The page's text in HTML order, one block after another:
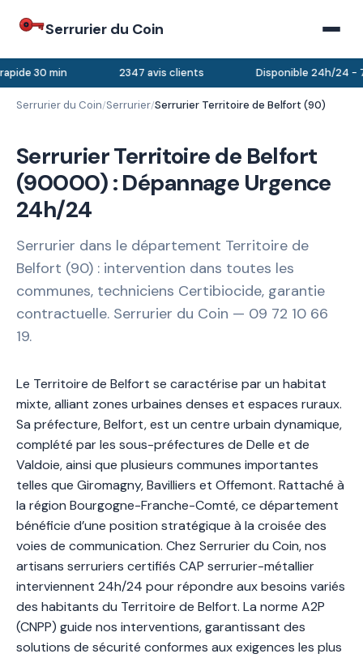
Serrurier du Coin
30 min 2347 avis clients Disponible 24h/24 -
Serrurier du Coin/Serrurier/Serrurier Territoire de Belfort (90)
Serrurier Territoire de Belfort
(90000) : Dépannage Urgence
24h/24
Serrurier dans le département Territoire de
Belfort (90) : intervention dans toutes les
communes, techniciens Certibiocide, garantie
contractuelle. Serrurier du Coin — 09 72 10 66
19.
Le Territoire de Belfort se caractérise par un habitat
mixte, alliant zones urbaines denses et espaces ruraux.
Sa préfecture, Belfort, est un centre urbain dynamique,
complété par les sous-préfectures de Delle et de
Valdoie, ainsi que plusieurs communes importantes
telles que Giromagny, Bavilliers et Offemont. Rattaché à
la région Bourgogne-Franche-Comté, ce département
bénéficie d’une position stratégique à la croisée des
voies de communication. Chez Serrurier du Coin, nos
artisans serruriers certifiés CAP serrurier-métallier
interviennent 24h/24 pour répondre aux besoins variés
des habitants du Territoire de Belfort. La norme A2P
(CNPP) guide nos interventions, garantissant des
solutions de sécurité conformes aux exigences les plus